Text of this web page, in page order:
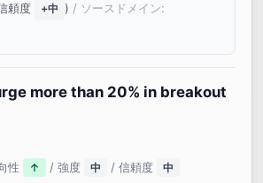
頼度
+中 ) / ソースドメイン:
more than 20% in breakout
性 ↑ / 強度 中 / 信頼度 中